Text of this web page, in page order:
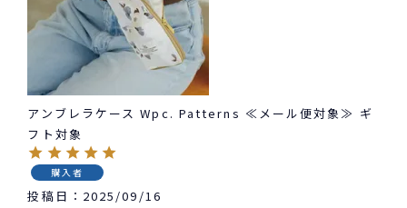
アンブレラケース Wpc. Patterns ≪メール便対象≫ ギ
フト対象
購入者
投稿日 2025/09/16